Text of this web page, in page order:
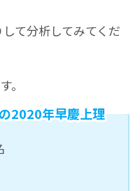
て分析してみてくだ
。
2020年早慶上理